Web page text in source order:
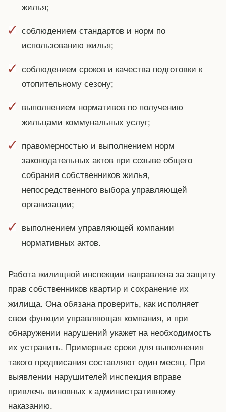
жилья;
соблюдением стандартов и норм по
использованию жилья;
соблюдением сроков и качества подготовки к
отопительному сезону;
выполнением нормативов по получению
жильцами коммунальных услуг;
правомерностью и выполнением норм
законодательных актов при созыве общего
собрания собственников жилья,
непосредственного выбора управляющей
организации;
выполнением управляющей компании
нормативных актов.
Работа жилищной инспекции направлена за защиту
прав собственников квартир и сохранение их
жилища. Она обязана проверить, как исполняет
свои функции управляющая компания, и при
обнаружении нарушений укажет на необходимость
их устранить. Примерные сроки для выполнения
такого предписания составляют один месяц. При
выявлении нарушителей инспекция вправе
привлечь виновных к административному
наказанию.